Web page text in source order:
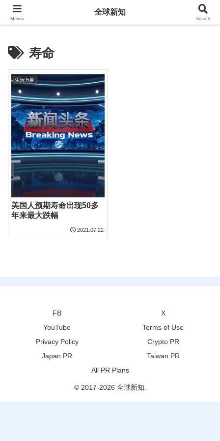
全球新知
寿命
生活万象
美国人预期寿命出现50多
年来最大跌幅
2021.07.22
FB
X
YouTube
Terms of Use
Privacy Policy
Crypto PR
Japan PR
Taiwan PR
All PR Plans
© 2017-2026 全球新知.
Menus
全球新知
Search